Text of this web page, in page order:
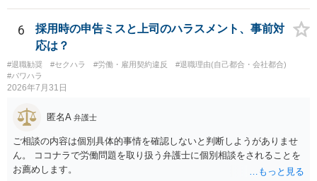
況を報告する義務もありません。 権限がないことをして、相手が応じ
ないのは当然で、それで適応障害になっても、そもそも相手は適法で
すので、対応は難しいでしょう。
6
採用時の申告ミスと上司のハラスメント、事前対
応は？
#退職勧奨 #セクハラ #労働・雇用契約違反
#退職理由(自己都合・会社都合)
#パワハラ
2026年7月31日
匿名A 弁護士
ご相談の内容は個別具体的事情を確認しないと判断しようがありませ
ん。 ココナラで労働問題を取り扱う弁護士に個別相談をされることを
お薦めします。